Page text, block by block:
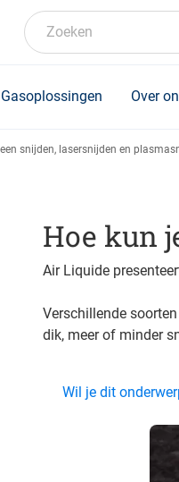
Zoeken
Gasoplossingen Over
snijden, lasersnijden en
Hoe kun
Air Liquide
Verschillende
dik, meer of minder
Wil je dit